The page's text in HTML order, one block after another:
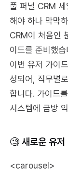
풀 퍼널 CRM
해야 하나 막막
CRM이 처음인
이드를 준비했습
이번 유저 가이
성되어, 직무별
합니다. 가이드
시스템에 금방
🧐 새로운 유저
<carousel>